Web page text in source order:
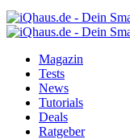
Magazin
Tests
News
Tutorials
Deals
Ratgeber